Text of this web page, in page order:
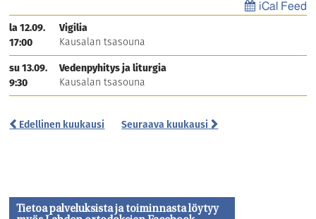
iCal Feed
la 12.09.
17:00
Vigilia
Kausalan tsasouna
su 13.09.
9:30
Vedenpyhitys ja liturgia
Kausalan tsasouna
Edellinen kuukausi Seuraava kuukausi
Tietoa palveluksista ja toiminnasta löytyy